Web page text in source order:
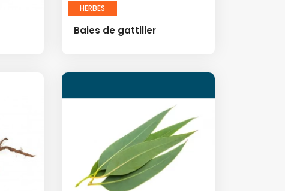
HERBES
Baies de gattilier